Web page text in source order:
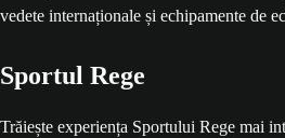
Sportul Rege
Trăiește experiența Sportului Rege mai